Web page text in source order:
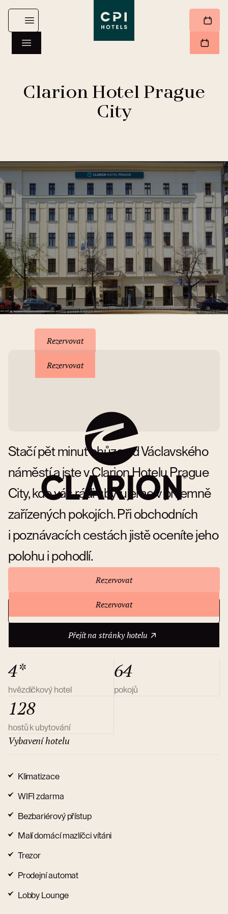
Clarion Hotel Prague
City
Rezervovat
Rezervovat
Stačí pět minut chůze od Václavského
náměstí a jste v Clarion Hotelu Prague
City, kde vás rádi ubytujeme v příjemně
zařízených pokojích. Při obchodních
i poznávacích cestách jistě oceníte jeho
polohu i pohodlí.
Rezervovat
Rezervovat
Přejít na stránky hotelu
Přejít na stránky hotelu
4*
hvězdičkový hotel
64
pokojů
128
hostů k ubytování
Vybavení hotelu
Klimatizace
WIFI zdarma
Bezbariérový přístup
Malí domácí mazlíčci vítáni
Trezor
Prodejní automat
Lobby Lounge